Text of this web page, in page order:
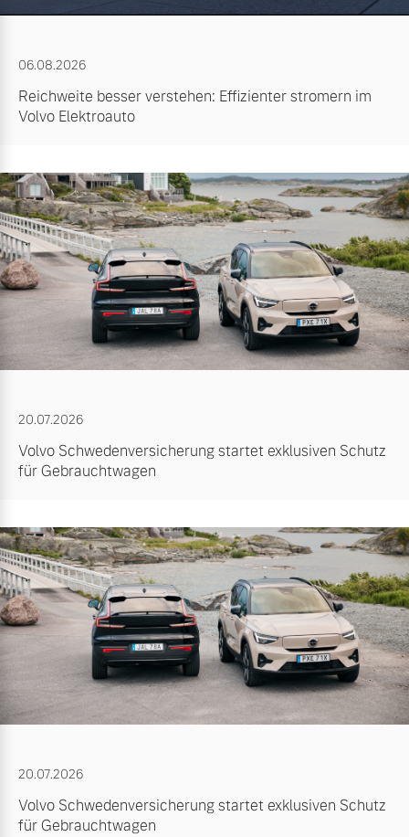
06.08.2026
Reichweite besser verstehen: Effizienter stromern im
Volvo Elektroauto
20.07.2026
Volvo Schwedenversicherung startet exklusiven Schutz
für Gebrauchtwagen
20.07.2026
Volvo Schwedenversicherung startet exklusiven Schutz
für Gebrauchtwagen